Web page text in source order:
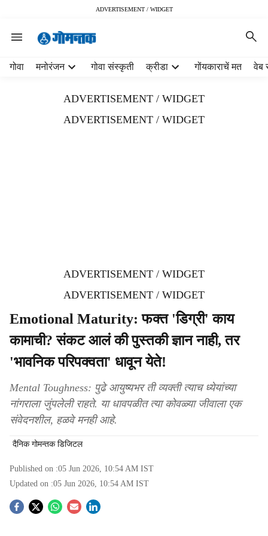
ADVERTISEMENT / WIDGET
गोवा मनोरंजन गोवा संस्कृती क्रीडा गोंयकाराचें मत वेब
ADVERTISEMENT / WIDGET
ADVERTISEMENT / WIDGET
ADVERTISEMENT / WIDGET
ADVERTISEMENT / WIDGET
Emotional Maturity: फक्त 'डिग्री' काय
कामाची? संकट आलं की पुस्तकी ज्ञान नाही, तर
'भावनिक परिपक्वता' धावून येते!
Mental Toughness: पुढे आयुष्यभर ती व्यक्ती त्याच ध्येयांच्या
नांगराला जुंपलेली राहते. या धावपळीत त्या कोवळ्या जीवाला एक
संवेदनशील, हळवे मनही आहे.
दैनिक गोमन्तक डिजिटल
Published on :05 Jun 2026, 10:54 AM IST
Updated on :05 Jun 2026, 10:54 AM IST
S